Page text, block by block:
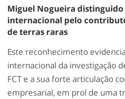
Miguel Nogueira
internacional pelo
de terras raras
Este reconhecimento
internacional da investigação
FCT e a sua forte articulação
empresarial, em prol de uma